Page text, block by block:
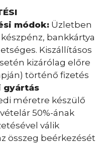
módok: Üzletben
bankkártya
Kiszállításos
kizárólag előre
történő fizetés
gyártás
méretre készülő
50%-ának
válik
összeg beérkezését